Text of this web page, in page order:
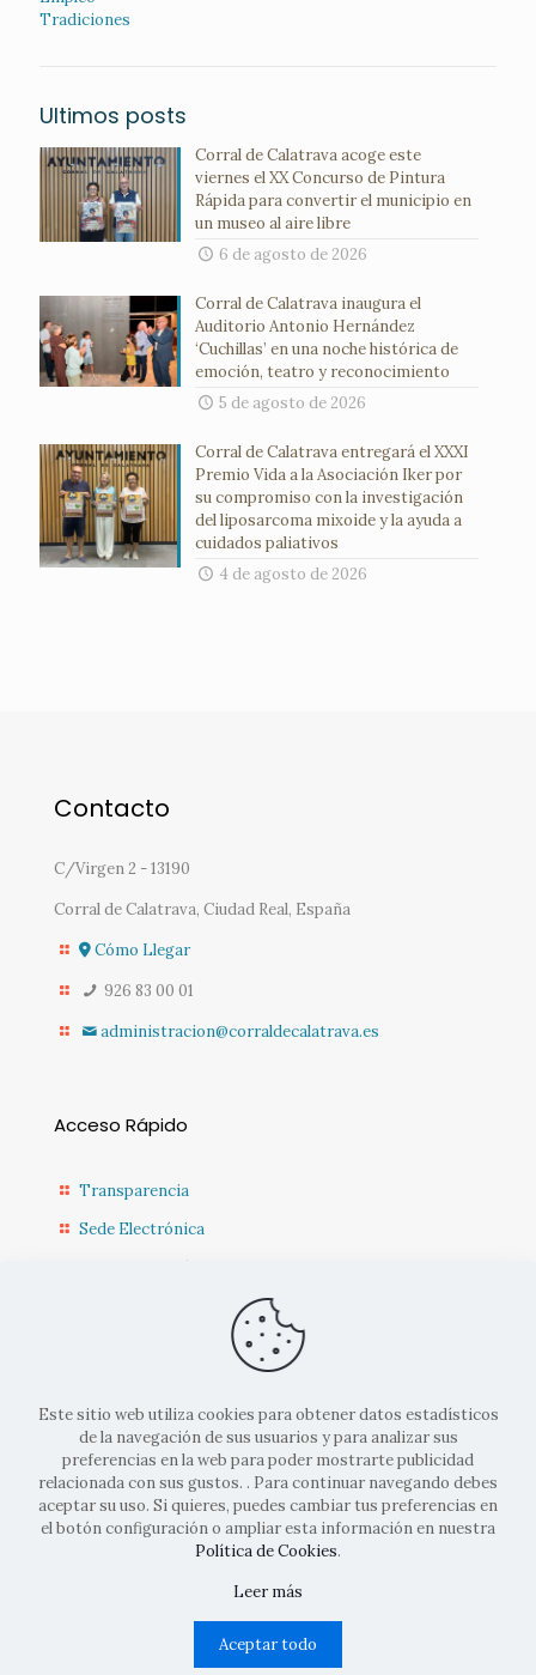
Tradiciones
Ultimos posts
Corral de Calatrava acoge este
viernes el XX Concurso de Pintura
Rápida para convertir el municipio en
un museo al aire libre
6 de agosto de 2026
Corral de Calatrava inaugura el
Auditorio Antonio Hernández
‘Cuchillas’ en una noche histórica de
emoción, teatro y reconocimiento
5 de agosto de 2026
Corral de Calatrava entregará el XXXI
Premio Vida a la Asociación Iker por
su compromiso con la investigación
del liposarcoma mixoide y la ayuda a
cuidados paliativos
4 de agosto de 2026
Contacto
C/Virgen 2 - 13190
Corral de Calatrava, Ciudad Real, España
Cómo Llegar
926 83 00 01
administracion@corraldecalatrava.es
Acceso Rápido
Transparencia
Sede Electrónica
Sede Diputación CR
Actualidad Municipal
© 2022 Ayto. Corral de Calatrava |Aviso legal|Politicas de
Políticas de privacidad| Diseñado por
Codifusión
Este sitio web utiliza cookies para obtener datos estadísticos
de la navegación de sus usuarios y para analizar sus
preferencias en la web para poder mostrarte publicidad
relacionada con sus gustos. . Para continuar navegando debes
aceptar su uso. Si quieres, puedes cambiar tus preferencias en
el botón configuración o ampliar esta información en nuestra
Política de Cookies.
Leer más
Aceptar todo